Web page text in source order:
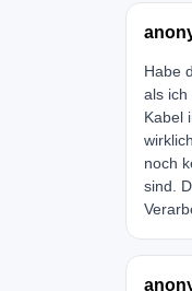
Habe
als ich
Kabel
noch
sind.